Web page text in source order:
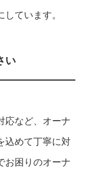
ています。
い
応など、オーナ
込めて丁寧に対
お困りのオーナ